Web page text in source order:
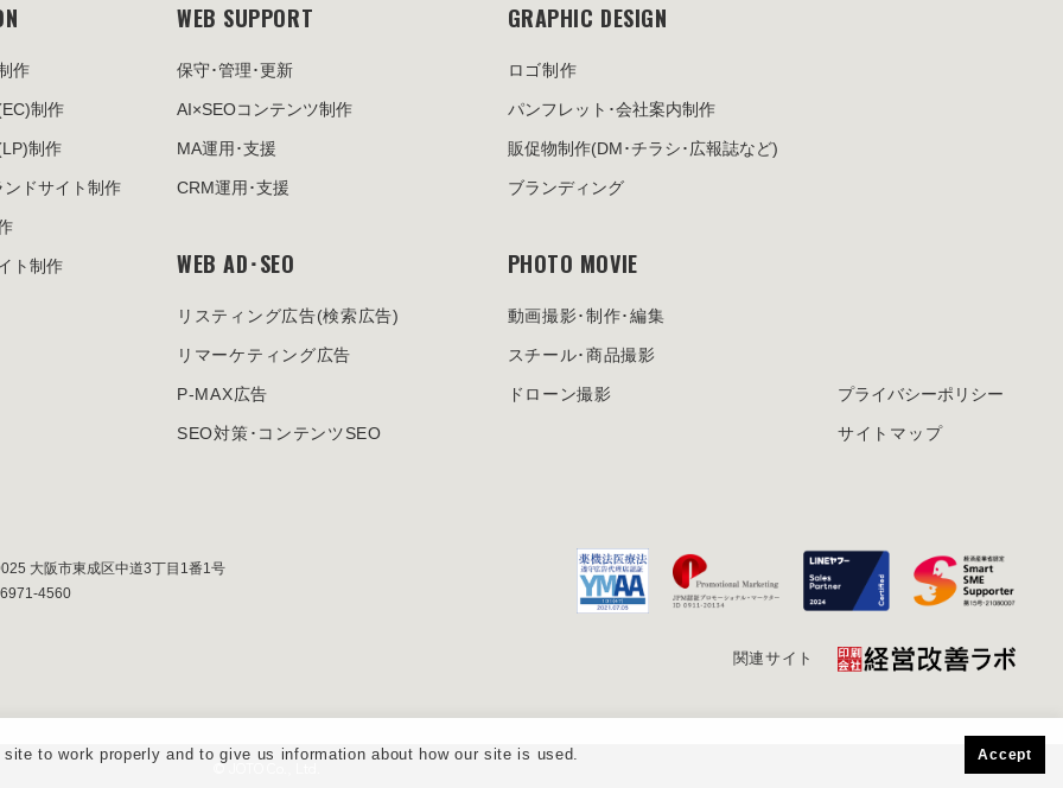
作
制作
制作
ンドサイト制作
ト制作
WEB SUPPORT
保守･管理･更新
AI×SEOコンテンツ制作
MA運用･支援
CRM運用･支援
WEB AD･SEO
リスティング広告(検索広告)
リマーケティング広告
P-MAX広告
SEO対策･ コンテンツSEO
GRAPHIC DESIGN
ロゴ制作
パンフレット･会社案内制作
販促物制作(DM･チラシ･広報誌など)
ブランディング
PHOTO MOVIE
動画撮影･制作･編集
スチール･商品撮影
ドローン撮影 プライバシーポリシー
サイトマップ
大阪市東成区中道3丁目1番1号
4560
関連サイト
© JOTO Co., Ltd.
to work properly and to give us information about how our site is used. Accept